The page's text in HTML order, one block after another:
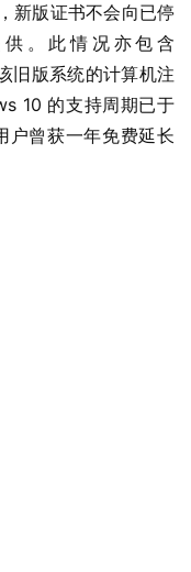
新版证书不会向已停
。此情况亦包含
旧版系统的计算机注
10 的支持周期已于
户曾获一年免费延长